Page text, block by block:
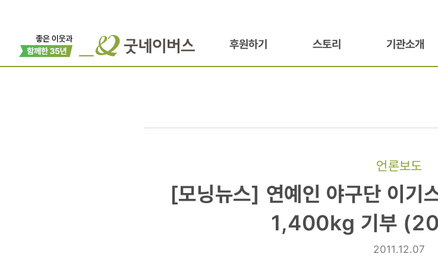
후원하기 스토리 기관소개
언론보도
[모닝뉴스]
[모닝뉴스] 연예인 야구단 이기
1,400kg 기부
2011.12.07